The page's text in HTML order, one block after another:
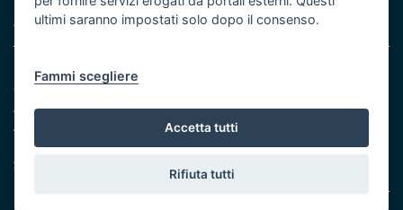
Asse XI
Note legali
Cookie e privacy
Amministrazione trasparente
Atti di notifica
Feed RSS
Servizi Intranet
ultimi saranno impostati solo dopo il consenso.
Fammi scegliere
Accetta tutti
Rifiuta tutti